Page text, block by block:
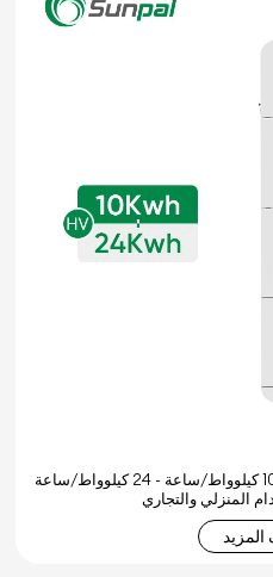
بطارية ليثيوم قابلة للتكديس بقدرة 10 كيلوواط/ساعة - 24 كيلوواط/ساعة
المنزلي والتجاري